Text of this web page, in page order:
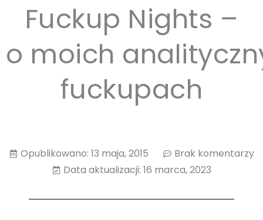
Fuckup Nights –
o moich
fuckupach
Opublikowano: 13 maja, 2015
Brak komentarzy
Data aktualizacji: 16 marca, 2023